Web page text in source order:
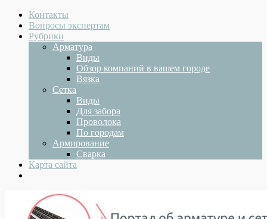
Контакты
Вопросы экспертам
Рубрики
Арматура
Виды
Обзор компаний в вашем городе
Вязка
Сетка
Виды
Для забора
Проволока
По городам
Армирование
Сварка
Карта сайта